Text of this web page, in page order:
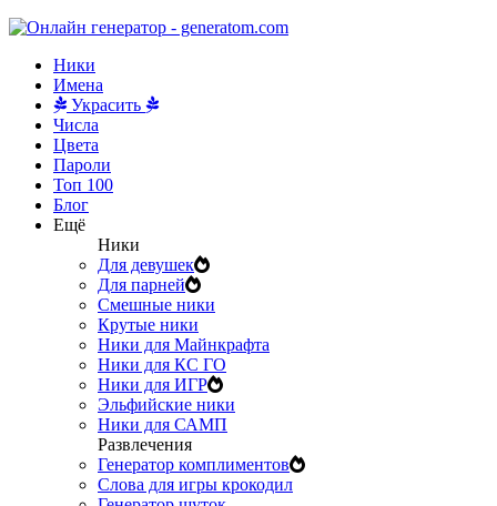
Ники
Имена
Украсить
Числа
Цвета
Пароли
Топ 100
Блог
Ещё
Ники
Для девушек
Для парней
Смешные ники
Крутые ники
Ники для Майнкрафта
Ники для КС ГО
Ники для ИГР
Эльфийские ники
Ники для САМП
Развлечения
Генератор комплиментов
Слова для игры крокодил